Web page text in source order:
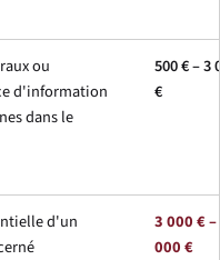
ou
d'information
dans le
500 € – 3
€
d'un
3 000 €
000 €